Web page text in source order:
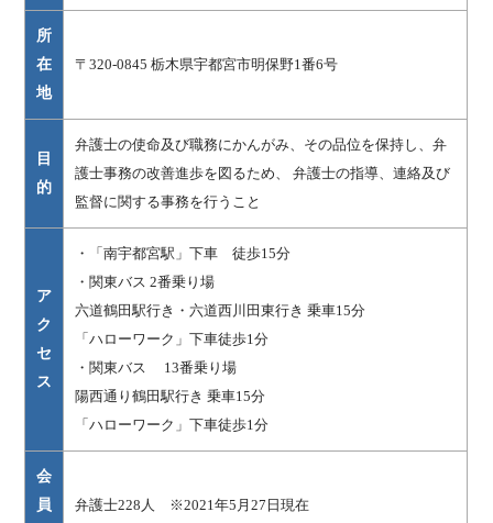
所
在
地
〒320-0845 栃木県宇都宮市明保野1番6号
目
的
弁護士の使命及び職務にかんがみ、その品位を保持し、弁
護士事務の改善進歩を図るため、 弁護士の指導、連絡及び
監督に関する事務を行うこと
ア
ク
セ
ス
・「南宇都宮駅」下車 徒歩15分
・関東バス 2番乗り場
六道鶴田駅行き・六道西川田東行き 乗車15分
「ハローワーク」下車徒歩1分
・関東バス 13番乗り場
陽西通り鶴田駅行き 乗車15分
「ハローワーク」下車徒歩1分
会
員
弁護士228人 ※2021年5月27日現在